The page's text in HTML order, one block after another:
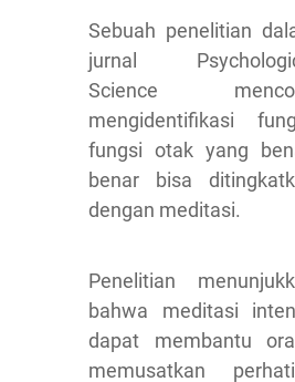
Sebuah penelitian
jurnal
Science
mengidentifikasi
fungsi otak yang
benar bisa
dengan meditasi.
Penelitian
bahwa meditasi
dapat membantu
memusatkan